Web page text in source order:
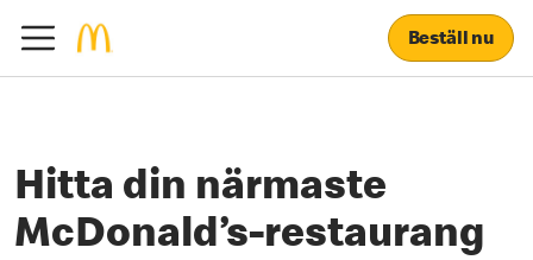
Beställ nu
Hitta din närmaste
McDonald’s-restaurang